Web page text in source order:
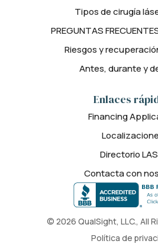
© 2026 QualSight, LLC., All
Política de
Tipos de cirugía
PREGUNTAS
Riesgos y
Antes, durante y
Enlaces
Financing
Directorio
Contacta con